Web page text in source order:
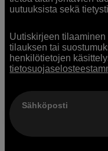
uutuuksista sekä
Uutiskirjeen
tilauksen tai
henkilötietojen
Sähköposti